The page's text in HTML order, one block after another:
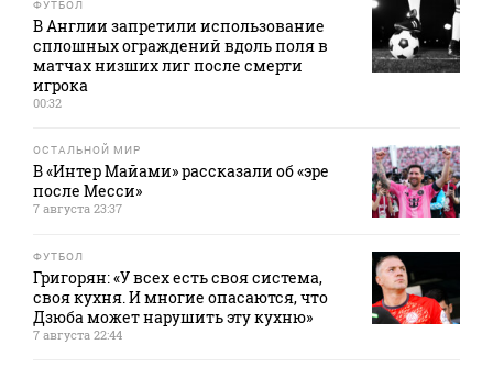
ФУТБОЛ
В Англии запретили использование
сплошных ограждений вдоль поля в
матчах низших лиг после смерти
игрока
00:32
ОСТАЛЬНОЙ МИР
В «Интер Майами» рассказали об «эре
после Месси»
7 августа 23:37
ФУТБОЛ
Григорян: «У всех есть своя система,
своя кухня. И многие опасаются, что
Дзюба может нарушить эту кухню»
7 августа 22:44